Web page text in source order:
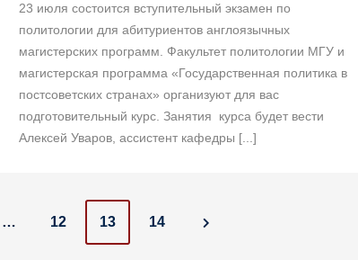
23 июля состоится вступительный экзамен по
политологии для абитуриентов англоязычных
магистерских программ. Факультет политологии МГУ и
магистерская программа «Государственная политика в
постсоветских странах» организуют для вас
подготовительный курс. Занятия курса будет вести
Алексей Уваров, ассистент кафедры [...]
… 12 13 14